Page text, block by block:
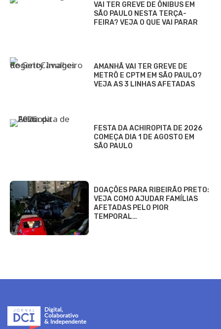
VAI TER GREVE DE ÔNIBUS EM
SÃO PAULO NESTA TERÇA-
FEIRA? VEJA O QUE VAI PARAR
AMANHÃ VAI TER GREVE DE
METRÔ E CPTM EM SÃO PAULO?
VEJA AS 3 LINHAS AFETADAS
FESTA DA ACHIROPITA DE 2026
COMEÇA DIA 1 DE AGOSTO EM
SÃO PAULO
DOAÇÕES PARA RIBEIRÃO PRETO:
VEJA COMO AJUDAR FAMÍLIAS
AFETADAS PELO PIOR
TEMPORAL…